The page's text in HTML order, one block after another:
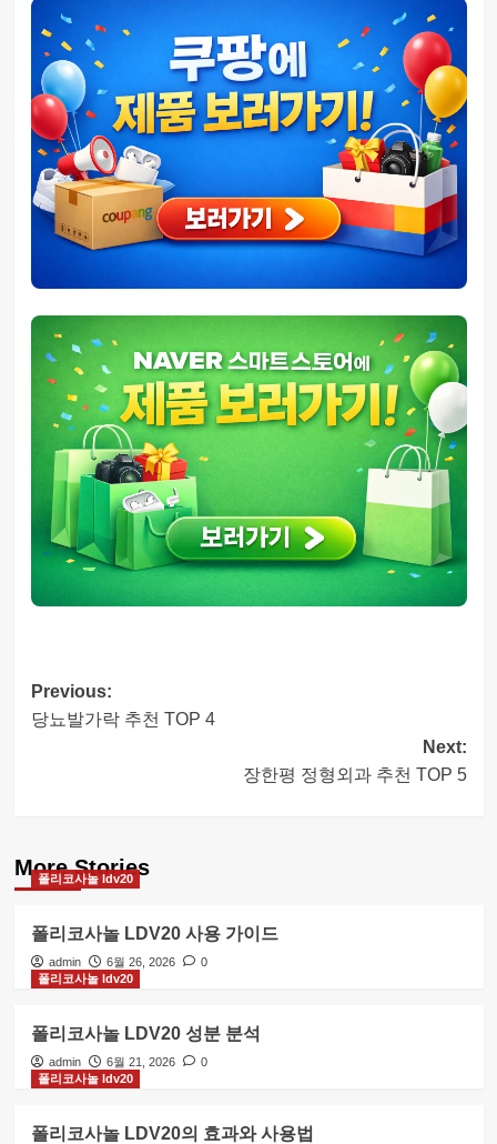
Post
navigation
Previous:
당뇨발가락 추천 TOP 4
Next:
장한평 정형외과 추천 TOP 5
More Stories
폴리코사놀 ldv20
폴리코사놀 LDV20 사용 가이드
admin 6월 26, 2026
0
폴리코사놀 ldv20
폴리코사놀 LDV20 성분 분석
admin 6월 21, 2026
0
폴리코사놀 ldv20
폴리코사놀 LDV20의 효과와 사용법